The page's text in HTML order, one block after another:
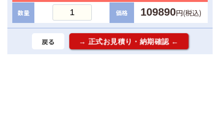
数量 価格 109890円(税込)
戻る